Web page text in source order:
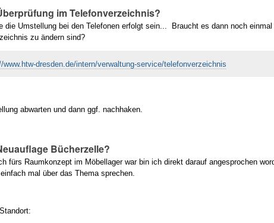
im Telefonverzeichnis?
die Umstellung bei den Telefonen erfolgt sein... Braucht es dann noch
zu ändern sind?
www.htw-dresden.de/intern/verwaltung-service/telefonverzeichnis
abwarten und dann ggf. nachhaken.
Bücherzelle?
fürs Raumkonzept im Möbellager war bin ich direkt darauf angesprochen
mal über das Thema sprechen.